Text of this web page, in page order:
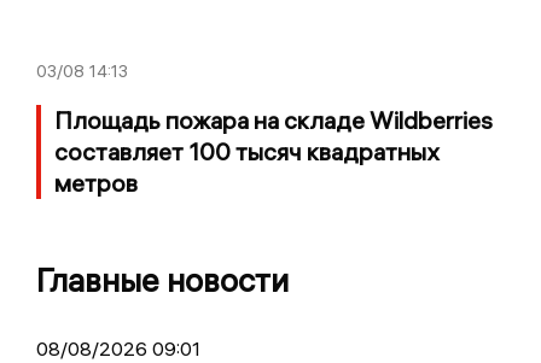
03/08 14:13
Площадь пожара на складе Wildberries
составляет 100 тысяч квадратных
метров
Главные новости
08/08/2026 09:01